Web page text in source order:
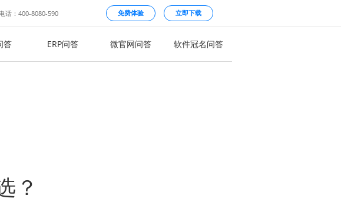
话：400-8080-590 免费体验 立即下载
答 ERP问答 微官网问答 软件冠名问答
？